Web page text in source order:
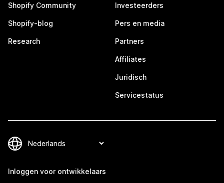
Shopify Community
Shopify-blog
Research
Investeerders
Pers en media
Partners
Affiliates
Juridisch
Servicestatus
Inloggen voor ontwikkelaars